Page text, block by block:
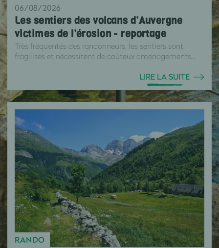
06/08/2026
Les sentiers des volcans d’Auvergne
victimes de l’érosion - reportage
Très fréquentés des randonneurs, les sentiers sont
fragilisés et nécessitent de coûteux aménagements...
LIRE LA SUITE
RANDO